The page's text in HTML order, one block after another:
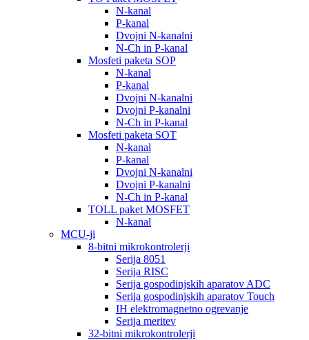
N-kanal
P-kanal
Dvojni N-kanalni
N-Ch in P-kanal
Mosfeti paketa SOP
N-kanal
P-kanal
Dvojni N-kanalni
Dvojni P-kanalni
N-Ch in P-kanal
Mosfeti paketa SOT
N-kanal
P-kanal
Dvojni N-kanalni
Dvojni P-kanalni
N-Ch in P-kanal
TOLL paket MOSFET
N-kanal
MCU-ji
8-bitni mikrokontrolerji
Serija 8051
Serija RISC
Serija gospodinjskih aparatov ADC
Serija gospodinjskih aparatov Touch
IH elektromagnetno ogrevanje
Serija meritev
32-bitni mikrokontrolerji